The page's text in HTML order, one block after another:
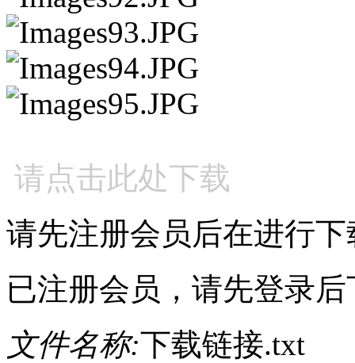
请点击此处下载
请先注册会员后在进行下
已注册会员，请先登录后
文件名称:下载链接.txt